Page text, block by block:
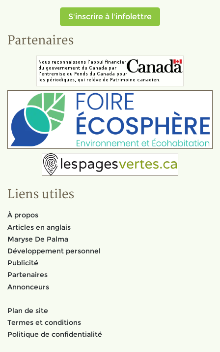
S'inscrire à l'infolettre
Partenaires
Liens utiles
À propos
Articles en anglais
Maryse De Palma
Développement personnel
Publicité
Partenaires
Annonceurs
Plan de site
Termes et conditions
Politique de confidentialité